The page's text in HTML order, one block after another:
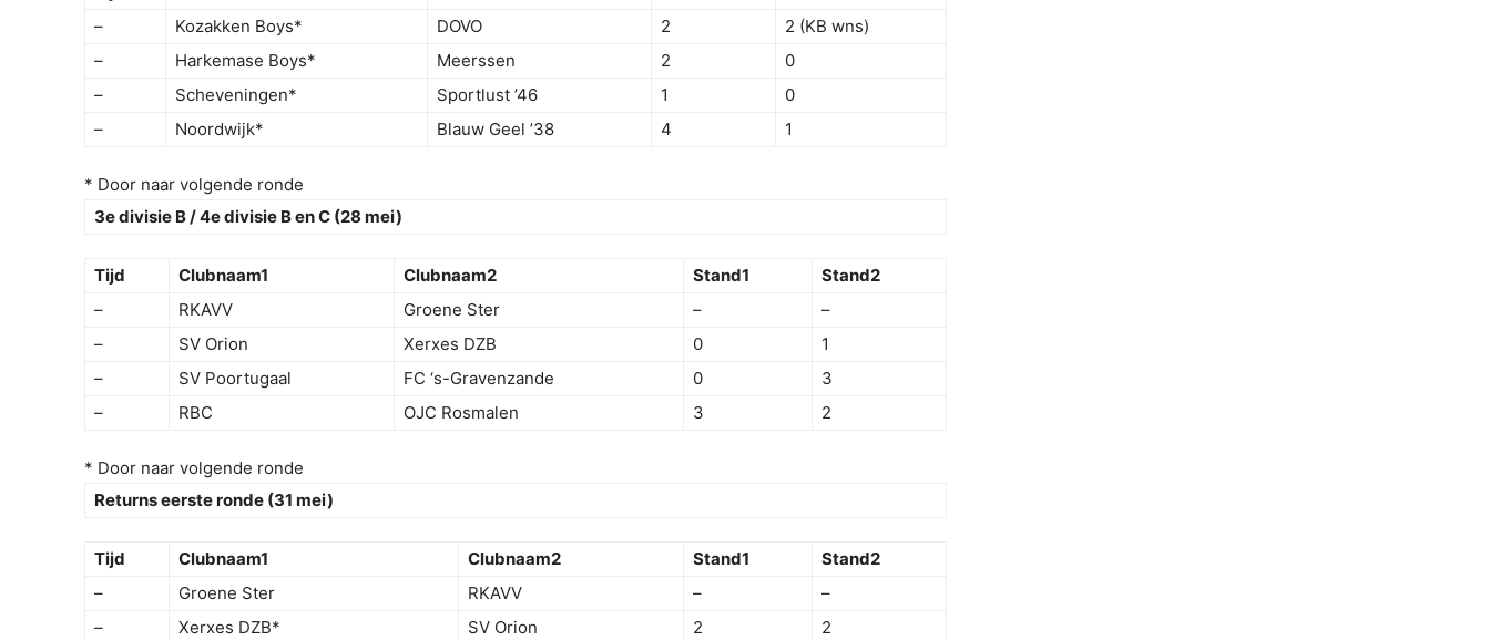
–
Kozakken Boys* DOVO 2
2 (KB wns)
–
Harkemase Boys* Meerssen 2
0
–
Scheveningen* Sportlust ’46 1
0
–
Noordwijk* Blauw Geel ’38 4 1
* Door naar volgende ronde
3e divisie B / 4e divisie B en C (28 mei)
Tijd Clubnaam1 Clubnaam2 Stand1
Stand2
–
RKAVV Groene Ster –
–
–
SV Orion Xerxes DZB 0
1
–
SV Poortugaal FC ‘s-Gravenzande 0
3
–
RBC OJC Rosmalen 3 2
* Door naar volgende ronde
Returns eerste ronde (31 mei)
Tijd Clubnaam1 Clubnaam2 Stand1
Stand2
–
Groene Ster RKAVV –
–
–
Xerxes DZB* SV Orion 2
2